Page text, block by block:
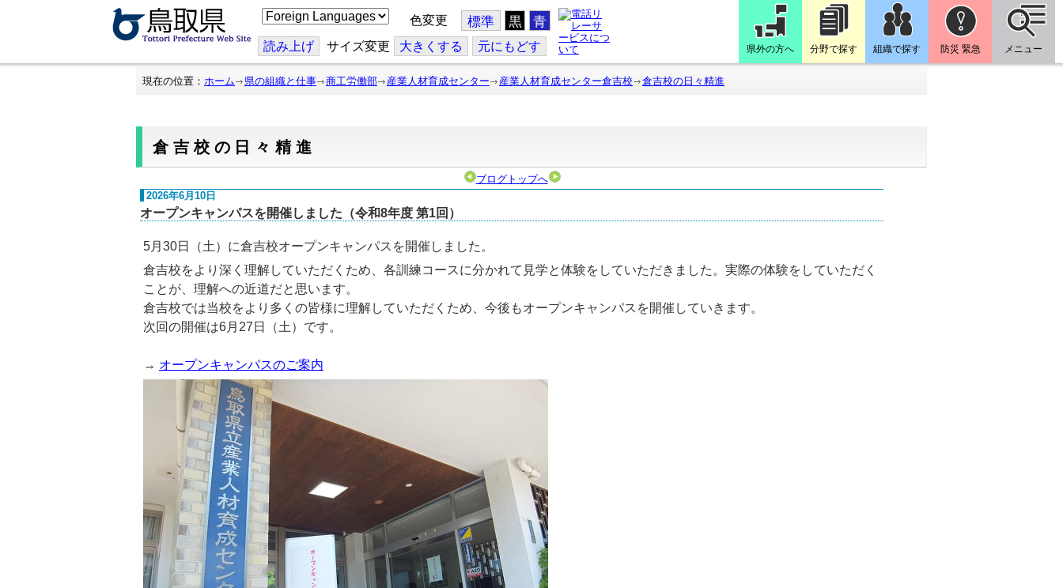
こ
の
ジ
を
翻
色変更 標準 黒 青
読み上げ サイズ変更 大きくする 元にもどす 県外の方へ 分野で探す 組織で探す 防災 緊急 メニュー
現在の位置： ホーム 県の組織と仕事 商工労働部 産業人材育成センター 産業人材育成センター倉吉校 倉吉校の日々精進
倉吉校の日々精進
ブログトップへ
2026年6月10日
オープンキャンパスを開催しました（令和8年度 第1回）
5月30日（土）に倉吉校オープンキャンパスを開催しました。
倉吉校をより深く理解していただくため、各訓練コースに分かれて見学と体験をしていただきました。実際の体験をしていただく
ことが、理解への近道だと思います。
倉吉校では当校をより多くの皆様に理解していただくため、今後もオープンキャンパスを開催していきます。
次回の開催は6月27日（土）です。
→ オープンキャンパスのご案内